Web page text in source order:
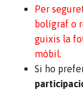
Per
bolígraf o
guixis la
mòbil.
Si ho